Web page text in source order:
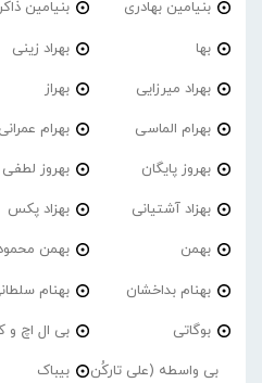
بنیامین بهادری بنیامین
بها بهراد زینی
بهراد میرزایی بهراز
بهرام الماسی بهرام عمرانی
بهروز پایگان بهروز لطفی
بهزاد آشتیانی بهزاد پکس
بهمن بهمن
بهنام بداخشان بهنام
بوگاتی بی ال اچ و
بی واسطه (علی تارکُن
بیباک